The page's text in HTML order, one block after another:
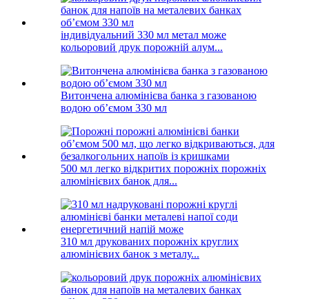
індивідуальний 330 мл метал може
кольоровий друк порожній алум...
Витончена алюмінієва банка з газованою
водою об’ємом 330 мл
500 мл легко відкритих порожніх порожніх
алюмінієвих банок для...
310 мл друкованих порожніх круглих
алюмінієвих банок з металу...